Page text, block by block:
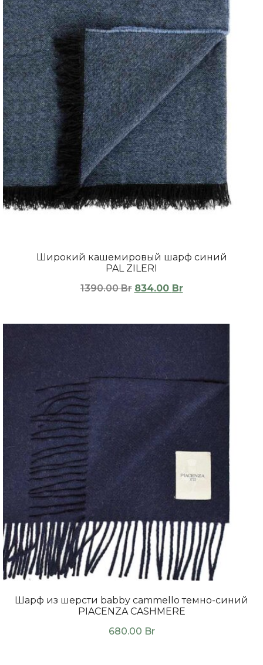
Широкий кашемировый шарф синий
PAL ZILERI
1390.00Br 834.00 Br
Шарф из шерсти babby cammello темно-синий
PIACENZA CASHMERE
680.00 Br